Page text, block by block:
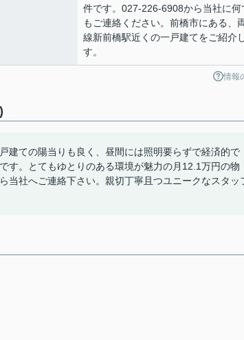
件です。027-226-6908から当社に何
もご連絡ください。前橋市にある、
線新前橋駅近くの一戸建てをご紹介
す。
情報
建ての陽当りも良く、昼間には照明要らずで経済的で
す。とてもゆとりのある環境が魅力の月12.1万円の物
当社へご連絡下さい。親切丁寧且つユニークなスタッ